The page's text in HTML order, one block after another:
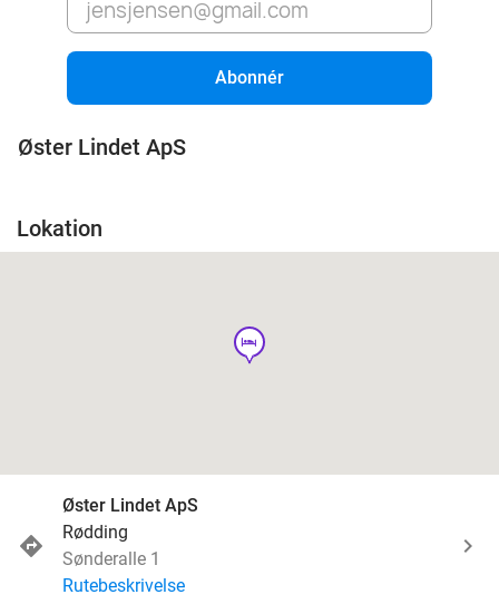
Abonnér
Øster Lindet ApS
Lokation
hotel
Øster Lindet ApS
Rødding
Sønderalle 1
Rutebeskrivelse